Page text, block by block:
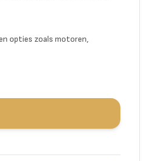
opties zoals motoren,